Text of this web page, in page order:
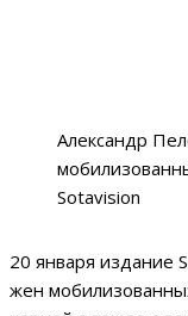
Александр
Sotavision
20 января издание
жен